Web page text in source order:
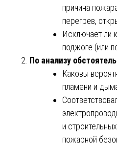
причина
перегрев,
Исключает ли
поджоге (или
По анализу
Каковы
пламени и
и
пожарной